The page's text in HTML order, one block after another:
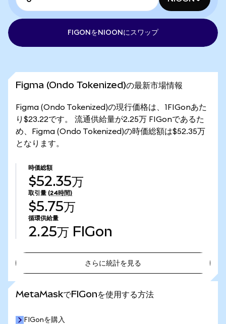
FIGONをNIOONにスワップ
Figma (Ondo Tokenized)の最新市場情報
Figma (Ondo Tokenized)の現行価格は、1FIGonあた
り$23.22です。 流通供給量が2.25万 FIGonであるた
め、Figma (Ondo Tokenized)の時価総額は$52.35万
となります。
時価総額
$52.35万
取引量 (24時間)
$5.75万
循環供給量
2.25万 FIGon
さらに統計を見る
MetaMaskでFIGonを使用する方法
FIGonを購入